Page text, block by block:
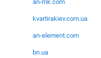
an-mk.com
kvartirakiev.com.ua
an-element.com
bn.ua